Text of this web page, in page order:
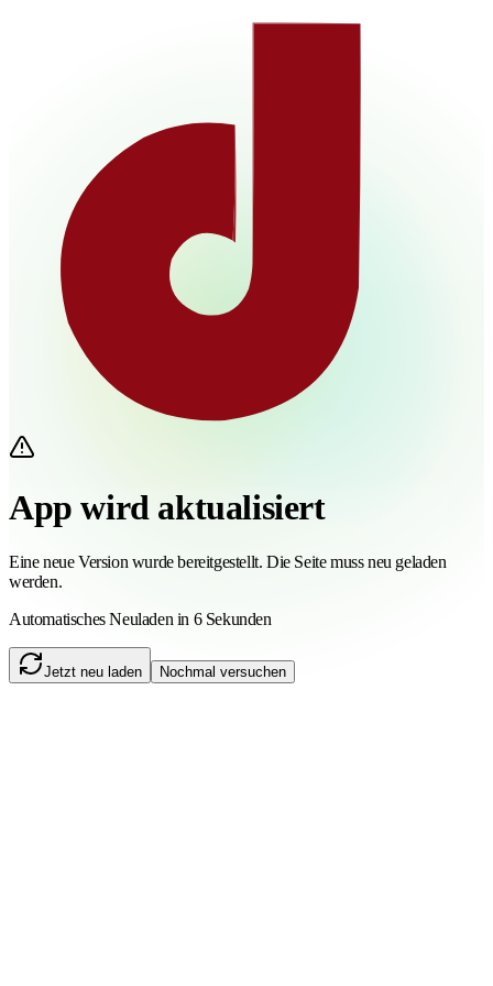
App wird aktualisiert
Eine neue Version wurde bereitgestellt. Die Seite muss neu geladen
werden.
Automatisches Neuladen in 6 Sekunden
Jetzt neu laden Nochmal versuchen